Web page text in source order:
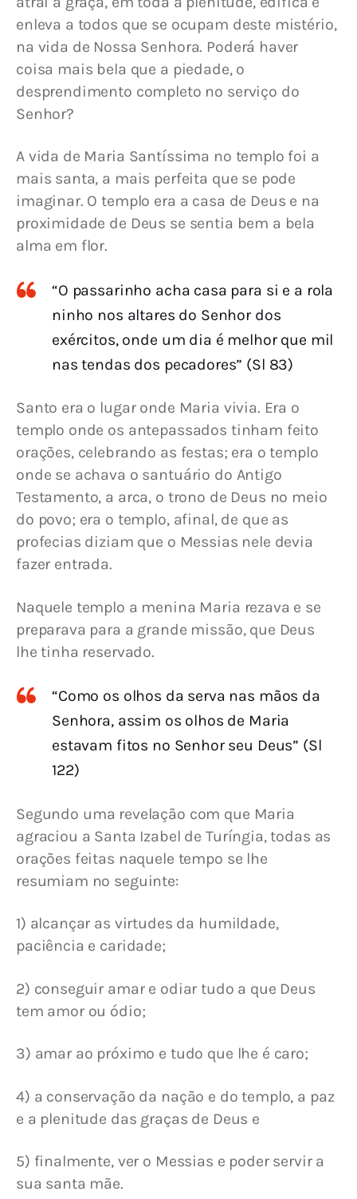
enleva a todos que se ocupam deste mistério,
na vida de Nossa Senhora. Poderá haver
coisa mais bela que a piedade, o
desprendimento completo no serviço do
Senhor?
A vida de Maria Santíssima no templo foi a
mais santa, a mais perfeita que se pode
imaginar. O templo era a casa de Deus e na
proximidade de Deus se sentia bem a bela
alma em flor.
“O passarinho acha casa para si e a rola
ninho nos altares do Senhor dos
exércitos, onde um dia é melhor que mil
nas tendas dos pecadores” (Sl 83)
Santo era o lugar onde Maria vivia. Era o
templo onde os antepassados tinham feito
orações, celebrando as festas; era o templo
onde se achava o santuário do Antigo
Testamento, a arca, o trono de Deus no meio
do povo; era o templo, afinal, de que as
profecias diziam que o Messias nele devia
fazer entrada.
Naquele templo a menina Maria rezava e se
preparava para a grande missão, que Deus
lhe tinha reservado.
“Como os olhos da serva nas mãos da
Senhora, assim os olhos de Maria
estavam fitos no Senhor seu Deus” (Sl
122)
Segundo uma revelação com que Maria
agraciou a Santa Izabel de Turíngia, todas as
orações feitas naquele tempo se lhe
resumiam no seguinte:
1) alcançar as virtudes da humildade,
paciência e caridade;
2) conseguir amar e odiar tudo a que Deus
tem amor ou ódio;
3) amar ao próximo e tudo que lhe é caro;
4) a conservação da nação e do templo, a paz
e a plenitude das graças de Deus e
5) finalmente, ver o Messias e poder servir a
sua santa mãe.